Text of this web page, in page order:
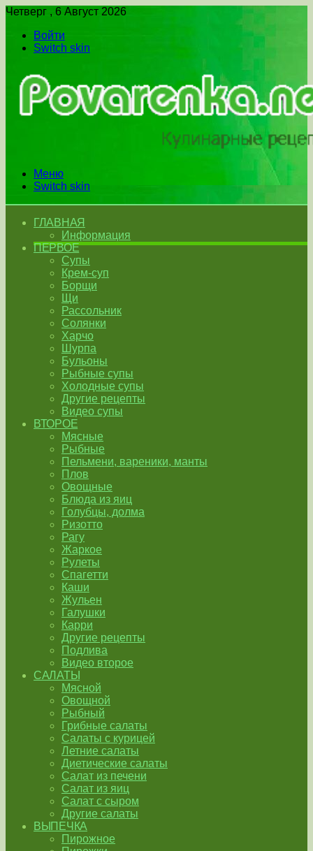
Четверг , 6 Август 2026
Войти
Switch skin
Меню
Switch skin
ГЛАВНАЯ
Информация
ПЕРВОЕ
Супы
Крем-суп
Борщи
Щи
Рассольник
Солянки
Харчо
Шурпа
Бульоны
Рыбные супы
Холодные супы
Другие рецепты
Видео супы
ВТОРОЕ
Мясные
Рыбные
Пельмени, вареники, манты
Плов
Овощные
Блюда из яиц
Голубцы, долма
Ризотто
Рагу
Жаркое
Рулеты
Спагетти
Каши
Жульен
Галушки
Карри
Другие рецепты
Подлива
Видео второе
САЛАТЫ
Мясной
Овощной
Рыбный
Грибные салаты
Салаты с курицей
Летние салаты
Диетические салаты
Салат из печени
Салат из яиц
Салат с сыром
Другие салаты
ВЫПЕЧКА
Пирожное